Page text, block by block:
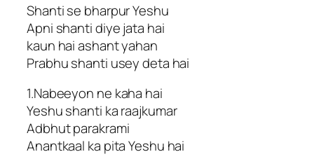
Shanti se bharpur Yeshu
Apni shanti diye jata hai
kaun hai ashant yahan
Prabhu shanti usey deta hai
1.Nabeeyon ne kaha hai
Yeshu shanti ka raajkumar
Adbhut parakrami
Anantkaal ka pita Yeshu hai